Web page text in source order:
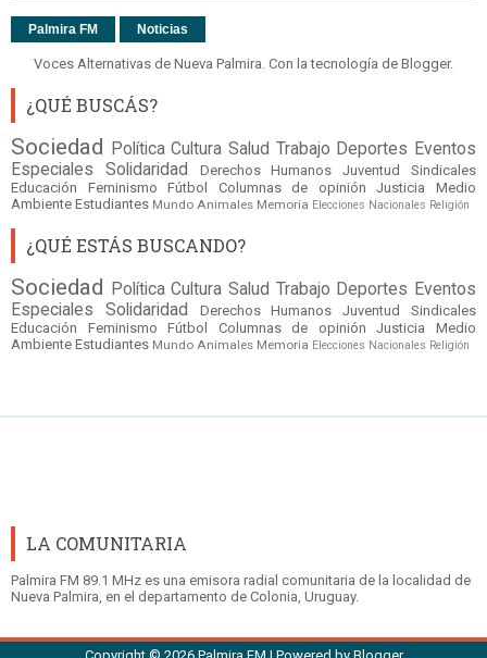
Palmira FM Noticias
Voces Alternativas de Nueva Palmira. Con la tecnología de Blogger.
¿QUÉ BUSCÁS?
Sociedad Política Cultura Salud Trabajo Deportes Eventos
Especiales
Solidaridad Derechos Humanos Juventud
Sindicales
Educación
Feminismo Fútbol Columnas de opinión Justicia
Medio
Ambiente Estudiantes Mundo Animales Memoria Elecciones Nacionales Religión
¿QUÉ ESTÁS BUSCANDO?
Sociedad Política Cultura Salud Trabajo Deportes Eventos
Especiales
Solidaridad Derechos Humanos Juventud
Sindicales
Educación
Feminismo Fútbol Columnas de opinión Justicia
Medio
Ambiente Estudiantes Mundo Animales Memoria Elecciones Nacionales Religión
LA COMUNITARIA
Palmira FM 89.1 MHz es una emisora radial comunitaria de la localidad de
Nueva Palmira, en el departamento de Colonia, Uruguay.